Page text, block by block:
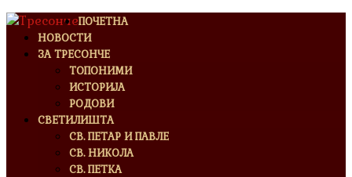
ПОЧЕТНА
НОВОСТИ
ЗА ТРЕСОНЧЕ
ТОПОНИМИ
ИСТОРИЈА
РОДОВИ
СВЕТИЛИШТА
СВ. ПЕТАР И ПАВЛЕ
СВ. НИКОЛА
СВ. ПЕТКА